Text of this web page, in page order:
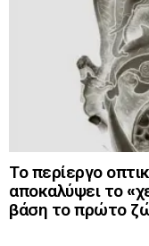
Το περίεργο
αποκαλύψει το
βάση το πρώτο